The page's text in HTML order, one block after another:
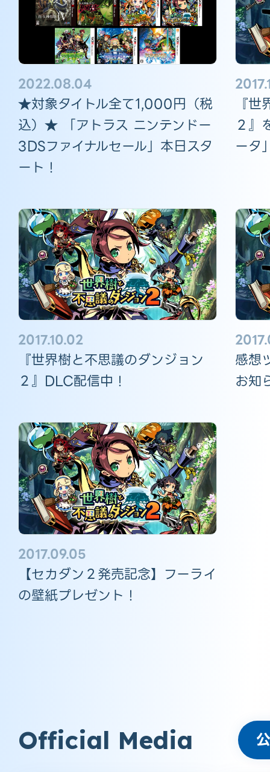
2022.08.04
★対象タイトル全て1,000円（税
込）★ 「アトラス ニンテンドー
3DSファイナルセール」本日スタ
ート！
『
２』
ータ
2017.10.02
『世界樹と不思議のダンジョン
２』DLC配信中！
感想
お知
2017.09.05
【セカダン２発売記念】フーライ
の壁紙プレゼント！
Official Media